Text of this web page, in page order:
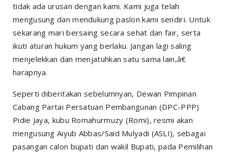
tidak ada urusan dengan kami. Kami juga telah
mengusung dan mendukung paslon kami sendiri. Untuk
sekarang mari bersaing secara sehat dan fair, serta
ikuti aturan hukum yang berlaku. Jangan lagi saling
menjelekkan dan menjatuhkan satu sama lain,â€
harapnya.
Seperti diberitakan sebelumnyan, Dewan Pimpinan
Cabang Partai Persatuan Pembangunan (DPC-PPP)
Pidie Jaya, kubu Romahurmuzy (Romi), resmi akan
mengusung Aiyub Abbas/Said Mulyadi (ASLI), sebagai
pasangan calon bupati dan wakil Bupati, pada Pemilihan